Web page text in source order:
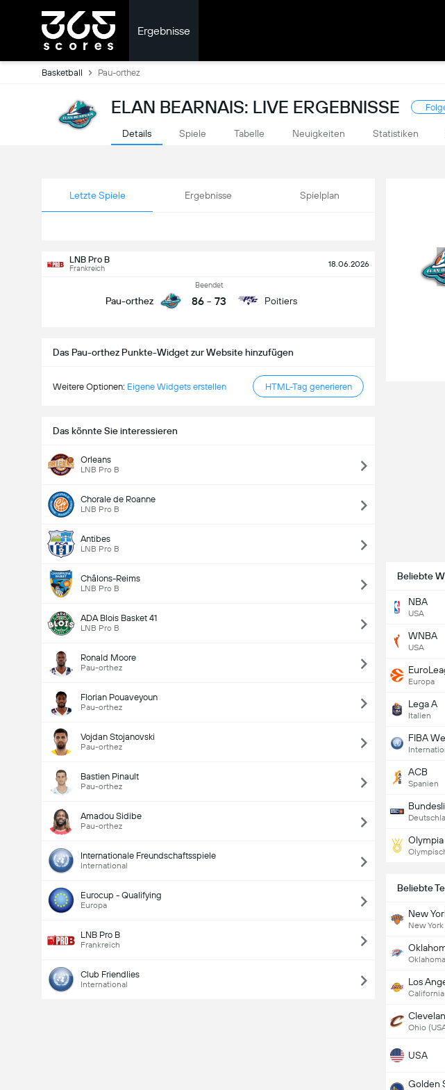
Ergebnisse
Basketball Pau-orthez
ELAN BEARNAIS: LIVE ERGEBNISSE
Details Spiele Tabelle Neuigkeiten Statistiken
Letzte Spiele Ergebnisse Spielplan
LNB Pro B
Frankreich 18.06.2026
Pau-orthez
Beendet
86 - 73 Poitiers
Das Pau-orthez Punkte-Widget zur Website hinzufügen
Weitere Optionen: Eigene Widgets erstellen HTML-Tag generieren
Das könnte Sie interessieren
Orleans
LNB Pro B
Chorale de Roanne
LNB Pro B
Antibes
LNB Pro B
Châlons-Reims
LNB Pro B
ADA Blois Basket 41
LNB Pro B
Ronald Moore
Pau-orthez
Florian Pouaveyoun
Pau-orthez
Vojdan Stojanovski
Pau-orthez
Bastien Pinault
Pau-orthez
Amadou Sidibe
Pau-orthez
Internationale Freundschaftsspiele
International
Eurocup - Qualifying
Europa
LNB Pro B
Frankreich
Club Friendlies
International
Beliebte
NBA
USA
WNBA
USA
Europa
Lega A
Italien
FIBA
ACB
Spanien
Beliebte
New
New York
Los
California
Ohio
USA
Golden